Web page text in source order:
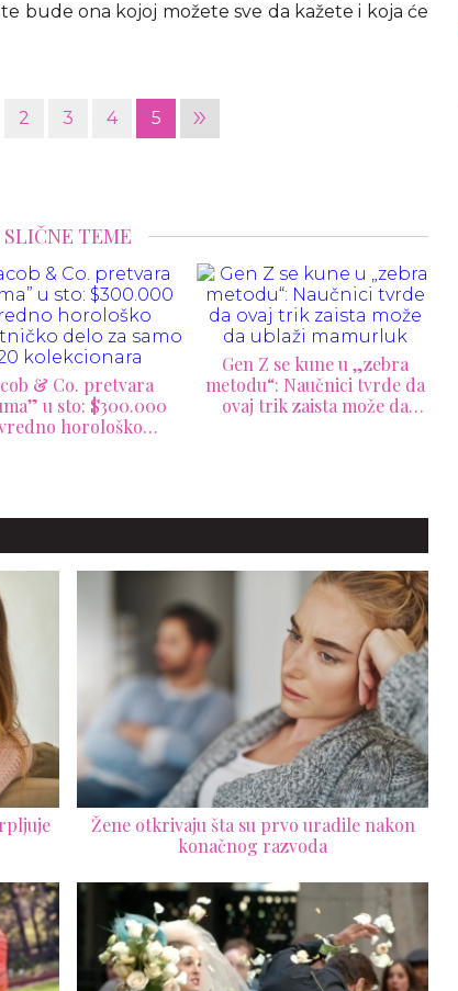
bude ona kojoj možete sve da kažete i koja će
2 3 4 5 »
SLIČNE TEME
Z se kune u „zebra
Naučnici tvrde da
trik zaista može da
ublaži mamurluk
festivala, jedan
Žene otkrivaju šta su prvo uradile nakon
konačnog razvoda